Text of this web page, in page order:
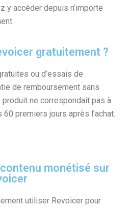
y accéder depuis n’importe
gratuitement ?
ou d’essais de
de remboursement sans
ne correspondait pas à
premiers jours après l’achat.
monétisé sur
utiliser Revoicer pour